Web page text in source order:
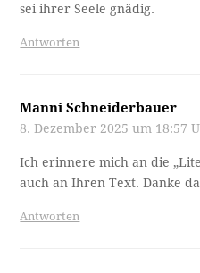
sei ihrer Seele gnädig.
Antworten
Manni Schneiderbauer
8. Dezember 2025 um 18:57
Ich erinnere mich an die
auch an Ihren Text. Danke
Antworten